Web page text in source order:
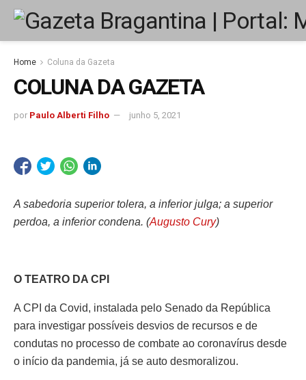
Home Coluna da Gazeta
COLUNA DA GAZETA
por Paulo Alberti Filho junho 5, 2021
A sabedoria superior tolera, a inferior julga; a superior
perdoa, a inferior condena. (Augusto Cury)
O TEATRO DA CPI
A CPI da Covid, instalada pelo Senado da República
para investigar possíveis desvios de recursos e de
condutas no processo de combate ao coronavírus desde
o início da pandemia, já se auto desmoralizou.